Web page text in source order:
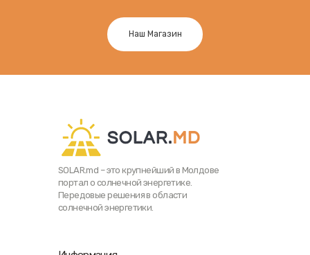
Наш Магазин
SOLAR.md – это крупнейший в Молдове
портал о солнечной энергетике.
Передовые решения в области
солнечной энергетики.